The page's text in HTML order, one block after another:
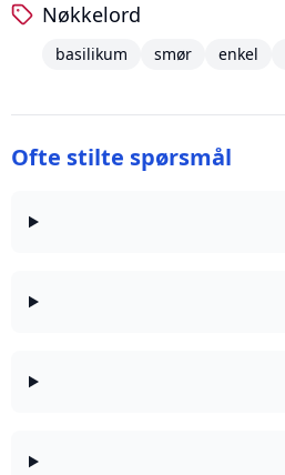
Nøkkelord
basilikum smør enkel
Ofte stilte spørsmål